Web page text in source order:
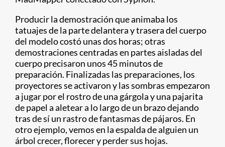
Producir la demostración que animaba los
tatuajes de la parte delantera y trasera del cuerpo
del modelo costó unas dos horas; otras
demostraciones centradas en partes aisladas del
cuerpo precisaron unos 45 minutos de
preparación. Finalizadas las preparaciones, los
proyectores se activaron y las sombras empezaron
a jugar por el rostro de una gárgola y una pajarita
de papel a aletear a lo largo de un brazo dejando
tras de sí un rastro de fantasmas de pájaros. En
otro ejemplo, vemos en la espalda de alguien un
árbol crecer, florecer y perder sus hojas.